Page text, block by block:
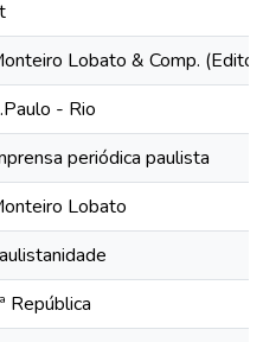
Lobato & Comp.
- Rio
periódica paulista
Lobato
República